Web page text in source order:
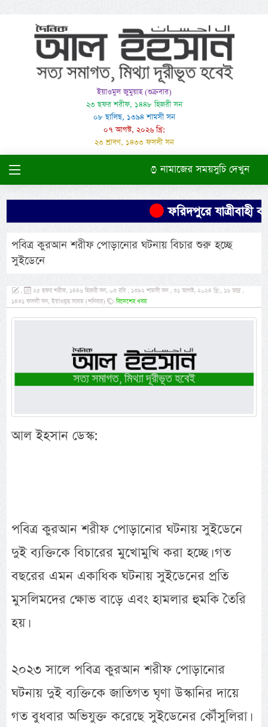
ইয়াওমুল জুমুয়াহ (শুক্রবার)
২৩ ছফর শরীফ, ১৪৪৮ হিজরী সন
০৮ ছালিছ, ১৩৯৪ শামসী সন
০৭ আগস্ট, ২০২৬ খ্রি:
২৩ শ্রাবণ, ১৪৩৩ ফসলী সন
নামাজের সময়সুচি দেখুন
ফরিদপুরে যাত্রীবাহী
পবিত্র কুরআন শরীফ পোড়ানোর ঘটনায় বিচার শুরু হচ্ছে
সুইডেনে
,
২৫ ছফর শরীফ, ১৪৪৬ হিজরী সন, ০৩ রবি , ১৩৯২ শামসী সন , ৩১ আগষ্ট, ২০২৪ খ্রি:, ১৬ ভাদ্র ,
১৪৩১ ফসলী সন, ইয়াওমুছ সাবত (শনিবার)
বিদেশের খবর
আল ইহসান ডেস্ক:
পবিত্র কুরআন শরীফ পোড়ানোর ঘটনায় সুইডেনে
দুই ব্যক্তিকে বিচারের মুখোমুখি করা হচ্ছে। গত
বছরের এমন একাধিক ঘটনায় সুইডেনের প্রতি
মুসলিমদের ক্ষোভ বাড়ে এবং হামলার হুমকি তৈরি
হয়।
২০২৩ সালে পবিত্র কুরআন শরীফ পোড়ানোর
ঘটনায় দুই ব্যক্তিকে জাতিগত ঘৃণা উস্কানির দায়ে
গত বুধবার অভিযুক্ত করেছে সুইডেনের কৌঁসুলিরা।